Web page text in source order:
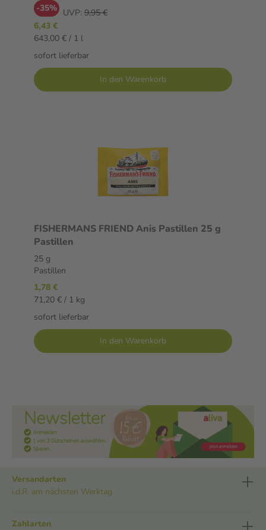
-35% UVP: 9,95 €
6,43 €
643,00 € / 1 l
sofort lieferbar
In den Warenkorb
FISHERMANS FRIEND Anis Pastillen 25 g
Pastillen
25 g
Pastillen
1,78 €
71,20 € / 1 kg
sofort lieferbar
In den Warenkorb
Versandarten
i.d.R. am nächsten Werktag
Zahlarten